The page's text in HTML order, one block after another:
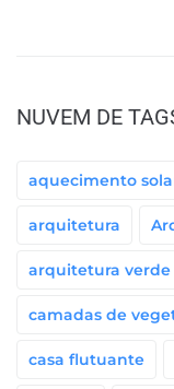
NUVEM DE
aquecimento
arquitetura
arquitetura verde
camadas de
casa flutuante